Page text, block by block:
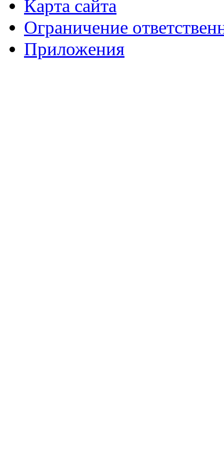
Карта сайта
Ограничение
Приложения